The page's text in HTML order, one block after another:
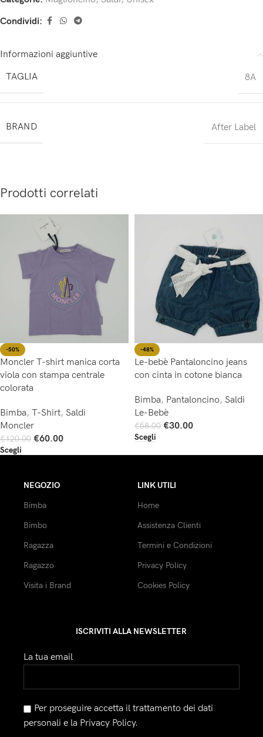
Condividi:
Informazioni aggiuntive
TAGLIA
8A
BRAND After Label
Prodotti correlati
-50%
Moncler T-shirt manica corta
viola con stampa centrale
colorata
Bimba, T-Shirt, Saldi
Moncler
€120.00 €60.00
Scegli
-48%
Le-bebè Pantaloncino jeans
con cinta in cotone bianca
Bimba, Pantaloncino, Saldi
Le-Bebè
€58.00 €30.00
Scegli
NEGOZIO
Bimba
Bimbo
Ragazza
Ragazzo
Visita i Brand
LINK UTILI
Home
Assistenza Clienti
Termini e Condizioni
Privacy Policy
Cookies Policy
ISCRIVITI ALLA NEWSLETTER
La tua email
Per proseguire accetta il trattamento dei dati
personali e la Privacy Policy.